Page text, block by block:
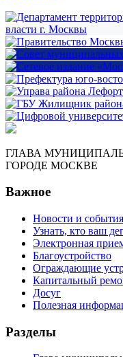
ГЛАВА
ГОРОДЕ МОСКВЕ
Важное
Новости и события
Узнать, кто ваш
Электронная
Благоустройство
Ограждающие
Капитальный
Досуг
Полезная
Разделы